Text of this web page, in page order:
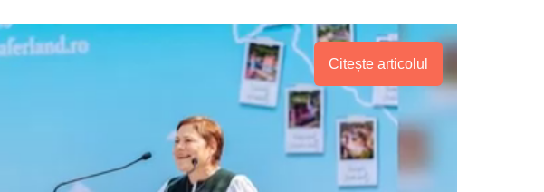
Citește articolul